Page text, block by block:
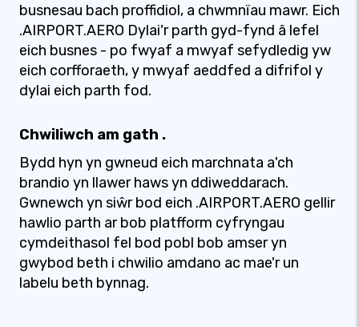
busnesau bach proffidiol, a chwmnïau mawr. Eich
.AIRPORT.AERO Dylai'r parth gyd-fynd â lefel
eich busnes - po fwyaf a mwyaf sefydledig yw
eich corfforaeth, y mwyaf aeddfed a difrifol y
dylai eich parth fod.
Chwiliwch am gath .
Bydd hyn yn gwneud eich marchnata a'ch
brandio yn llawer haws yn ddiweddarach.
Gwnewch yn siŵr bod eich .AIRPORT.AERO gellir
hawlio parth ar bob platfform cyfryngau
cymdeithasol fel bod pobl bob amser yn
gwybod beth i chwilio amdano ac mae'r un
labelu beth bynnag.